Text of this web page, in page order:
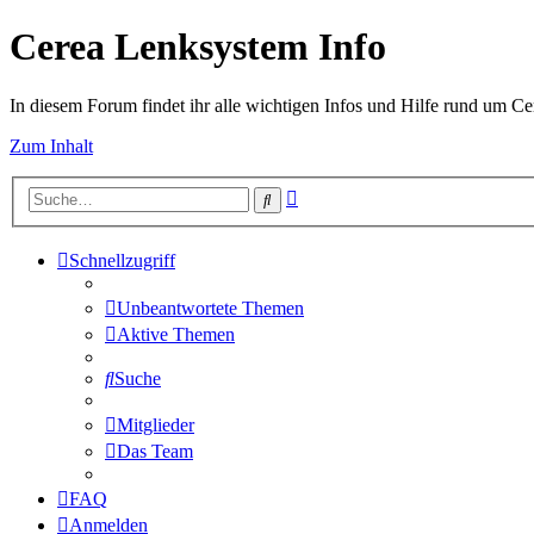
Cerea Lenksystem Info
In diesem Forum findet ihr alle wichtigen Infos und Hilfe rund um
Zum Inhalt
Suche
Schnellzugriff
Unbeantwortete Themen
Aktive Themen
Suche
Mitglieder
Das Team
FAQ
Anmelden